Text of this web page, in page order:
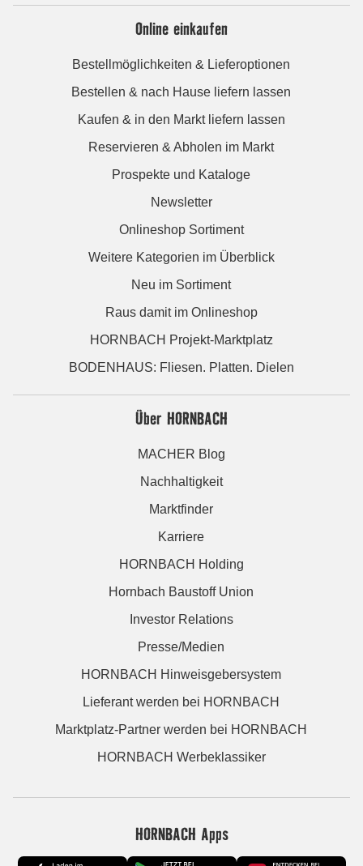
Online einkaufen
Bestellmöglichkeiten & Lieferoptionen
Bestellen & nach Hause liefern lassen
Kaufen & in den Markt liefern lassen
Reservieren & Abholen im Markt
Prospekte und Kataloge
Newsletter
Onlineshop Sortiment
Weitere Kategorien im Überblick
Neu im Sortiment
Raus damit im Onlineshop
HORNBACH Projekt-Marktplatz
BODENHAUS: Fliesen. Platten. Dielen
Über HORNBACH
MACHER Blog
Nachhaltigkeit
Marktfinder
Karriere
HORNBACH Holding
Hornbach Baustoff Union
Investor Relations
Presse/Medien
HORNBACH Hinweisgebersystem
Lieferant werden bei HORNBACH
Marktplatz-Partner werden bei HORNBACH
HORNBACH Werbeklassiker
HORNBACH Apps